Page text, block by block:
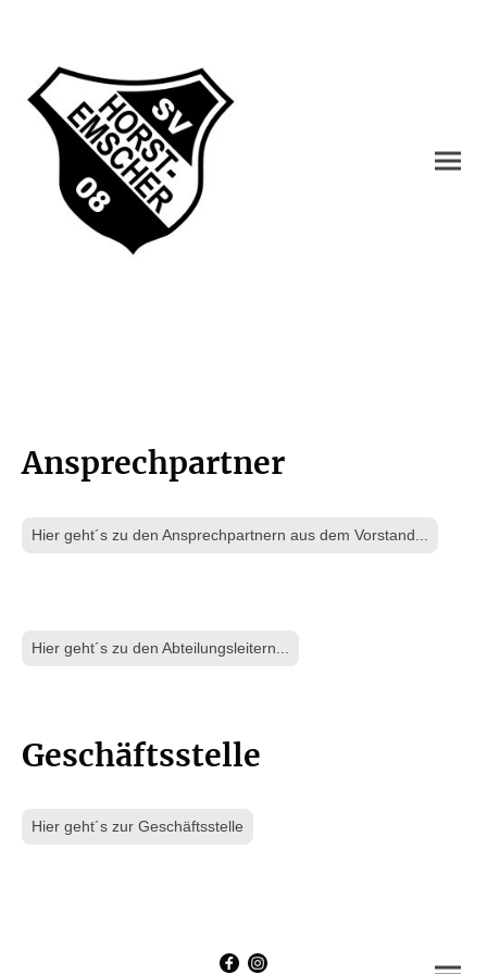
Ansprechpartner
Hier geht´s zu den Ansprechpartnern aus dem Vorstand...
Hier geht´s zu den Abteilungsleitern...
Geschäftsstelle
Hier geht´s zur Geschäftsstelle